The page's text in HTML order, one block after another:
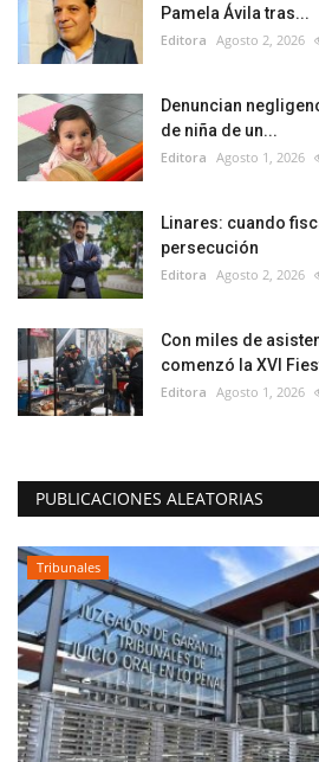
Pamela Ávila tras...
Editora Agosto 2, 2026
Denuncian
de niña de un...
Editora Agosto 1, 2026
Linares: cuando
persecución
Editora Agosto 2, 2026
Con miles de
comenzó la XVI
Editora Agosto 1, 2026
PUBLICACIONES ALEATORIAS
Tribunales